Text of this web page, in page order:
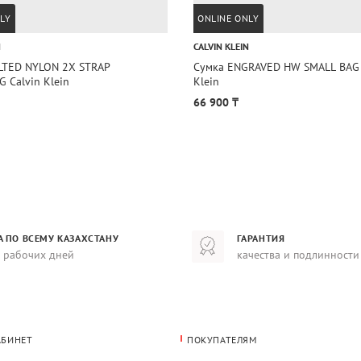
NYLON 2X STRAP
Calvin Klein
ONLINE ONLY
CALVIN KLEIN
Сумка ENGRAVED HW SMALL
Klein
66 900 ₸
ПО ВСЕМУ КАЗАХСТАНУ
дней
ГАРАНТИЯ
качества и подлинности
ПОКУПАТЕЛЯМ